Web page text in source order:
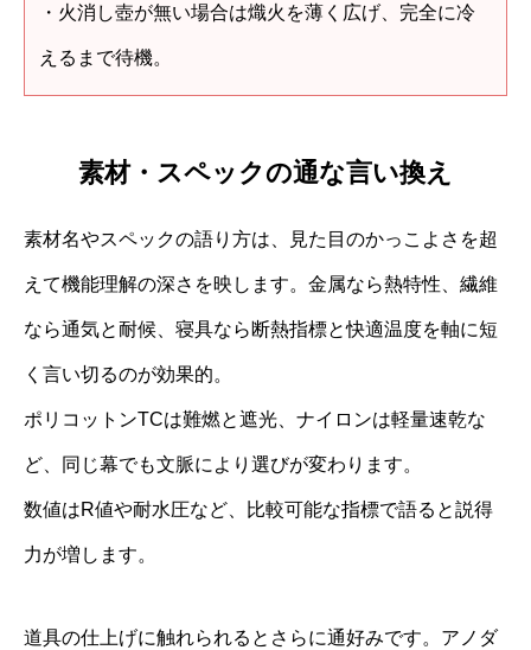
・火消し壺が無い場合は熾火を薄く広げ、完全に冷
えるまで待機。
素材・スペックの通な言い換え
素材名やスペックの語り方は、見た目のかっこよさを超
えて機能理解の深さを映します。金属なら熱特性、繊維
なら通気と耐候、寝具なら断熱指標と快適温度を軸に短
く言い切るのが効果的。
ポリコットンTCは難燃と遮光、ナイロンは軽量速乾な
ど、同じ幕でも文脈により選びが変わります。
数値はR値や耐水圧など、比較可能な指標で語ると説得
力が増します。
道具の仕上げに触れられるとさらに通好みです。アノダ